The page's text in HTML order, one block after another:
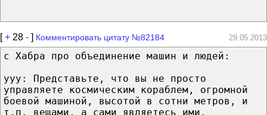
[+ 28 - ] Комментировать цитату №82184 29.05.2013
с Хабра про объединение машин и людей:
yyy: Представьте, что вы не просто
управляете космическим кораблем, огромной
боевой машиной, высотой в сотни метров, и
т.п. вещами, а сами являетесь ими.